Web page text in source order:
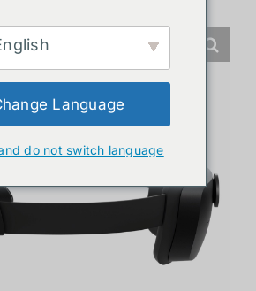
นุษย์ Language
do not switch language